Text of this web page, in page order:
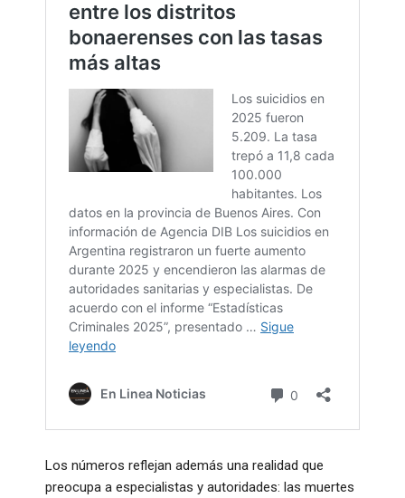
Los números reflejan además una realidad que
preocupa a especialistas y autoridades: las muertes